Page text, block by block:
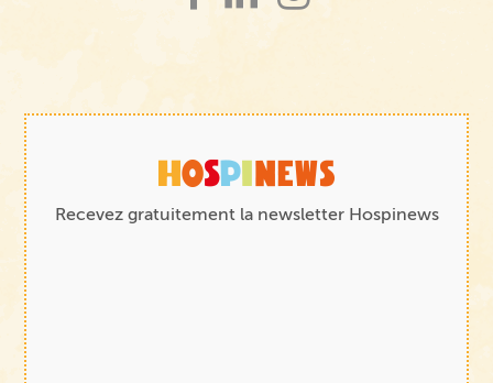
Recevez gratuitement la newsletter Hospinews